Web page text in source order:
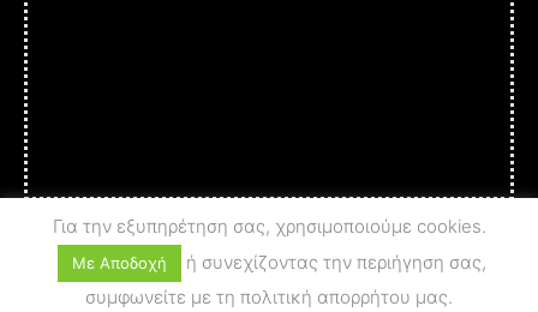
Για την εξυπηρέτηση σας, χρησιμοποιούμε cookies.
Με Αποδοχή
ή συνεχίζοντας την περιήγηση σας,
συμφωνείτε με τη πολιτική απορρήτου μας.